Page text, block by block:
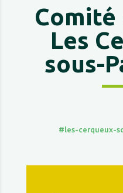
Les
sous-
#les-cerqueux-